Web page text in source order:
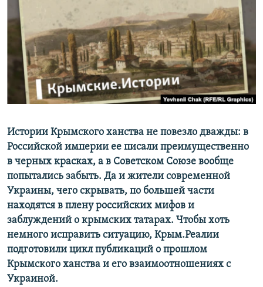
ПРОПАВШИЕ БЕЗ ВЕСТИ
ПОБЕДИТЕЛЕЙ НЕ СУДЯТ?
КРЫМ.НЕПОКОРЕННЫЙ
ELIFBE
УКРАИНСКАЯ ПРОБЛЕМА КРЫМА
ПРИСОЕДИНЯЙТЕСЬ!
Истории Крымского ханства не повезло дважды: в
Российской империи ее писали преимущественно
в черных красках, а в Советском Союзе вообще
попытались забыть. Да и жители современной
Украины, чего скрывать, по большей части
находятся в плену российских мифов и
заблуждений о крымских татарах. Чтобы хоть
немного исправить ситуацию, Крым.Реалии
подготовили цикл публикаций о прошлом
Крымского ханства и его взаимоотношениях с
Украиной.